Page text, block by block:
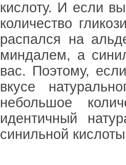
кислоту. И если
количество
распался на
миндалем, а
вас. Поэтому,
вкусе
небольшое
идентичный
синильной